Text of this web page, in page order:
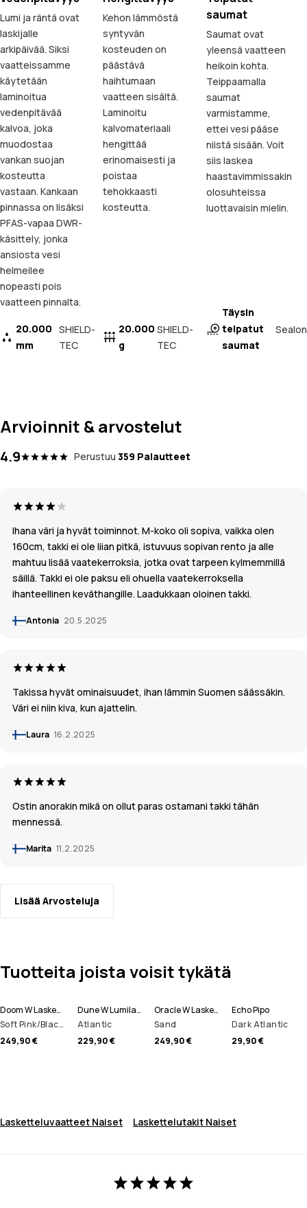
Lumi ja räntä ovat
laskijalle
arkipäivää. Siksi
vaatteissamme
käytetään
laminoitua
vedenpitävää
kalvoa, joka
muodostaa
vankan suojan
kosteutta
vastaan. Kankaan
pinnassa on lisäksi
PFAS-vapaa DWR-
käsittely, jonka
ansiosta vesi
helmeilee
nopeasti pois
vaatteen pinnalta.
20.000
mm
SHIELD-
TEC
Kehon lämmöstä
syntyvän
kosteuden on
päästävä
haihtumaan
vaatteen sisältä.
Laminoitu
kalvomateriaali
hengittää
erinomaisesti ja
poistaa
tehokkaasti
kosteutta.
20.000
g
SHIELD-
TEC
saumat
Saumat ovat
yleensä vaatteen
heikoin kohta.
Teippaamalla
saumat
varmistamme,
ettei vesi pääse
niistä sisään. Voit
siis laskea
haastavimmissakin
olosuhteissa
luottavaisin mielin.
Täysin
teipatut
saumat
Sealon
Arvioinnit & arvostelut
4.9 Perustuu 359 Palautteet
Ihana väri ja hyvät toiminnot. M-koko oli sopiva, vaikka olen
160cm, takki ei ole liian pitkä, istuvuus sopivan rento ja alle
mahtuu lisää vaatekerroksia, jotka ovat tarpeen kylmemmillä
säillä. Takki ei ole paksu eli ohuella vaatekerroksella
ihanteellinen keväthangille. Laadukkaan oloinen takki.
Antonia 20.5.2025
Takissa hyvät ominaisuudet, ihan lämmin Suomen säässäkin.
Väri ei niin kiva, kun ajattelin.
Laura 16.2.2025
Ostin anorakin mikä on ollut paras ostamani takki tähän
mennessä.
Marita 11.2.2025
Lisää Arvosteluja
Tuotteita joista voisit tykätä
Doom W Laskettelutakki Naiset
Soft Pink/Black/Metal Blue
249,90 €
Dune W Lumilautailutakki Naiset
Atlantic
229,90 €
Oracle W Laskettelutakki Naiset
Sand
249,90 €
Echo Pipo
Dark Atlantic
29,90 €
Lasketteluvaatteet Naiset Laskettelutakit Naiset